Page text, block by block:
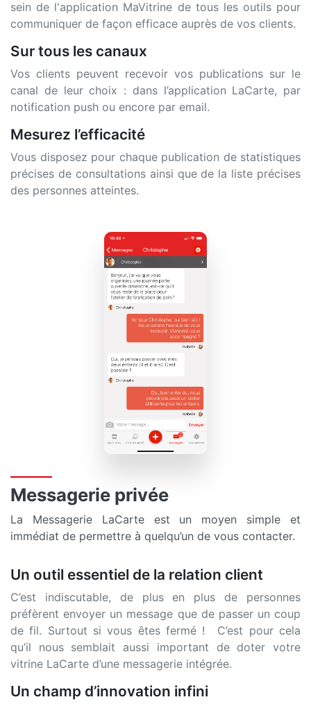
sein de l'application MaVitrine de tous les outils pour
communiquer de façon efficace auprès de vos clients.
Sur tous les canaux
Vos clients peuvent recevoir vos publications sur le
canal de leur choix : dans l’application LaCarte, par
notification push ou encore par email.
Mesurez l’efficacité
Vous disposez pour chaque publication de statistiques
précises de consultations ainsi que de la liste précises
des personnes atteintes.
Messagerie privée
La Messagerie LaCarte est un moyen simple et
immédiat de permettre à quelqu’un de vous contacter.
Un outil essentiel de la relation client
C’est indiscutable, de plus en plus de personnes
préfèrent envoyer un message que de passer un coup
de fil. Surtout si vous êtes fermé ! C’est pour cela
qu’il nous semblait aussi important de doter votre
vitrine LaCarte d’une messagerie intégrée.
Un champ d’innovation infini